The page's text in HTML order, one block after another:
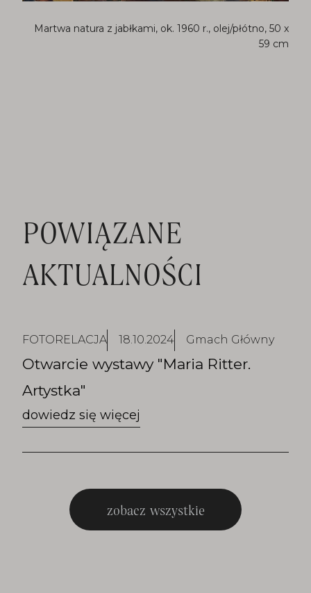
Martwa natura z jabłkami, ok. 1960 r., olej/płótno, 50 x
59 cm
POWIĄZANE
AKTUALNOŚCI
FOTORELACJA 18.10.2024 Gmach Główny
Otwarcie wystawy "Maria Ritter.
Artystka"
zobacz wszystkie